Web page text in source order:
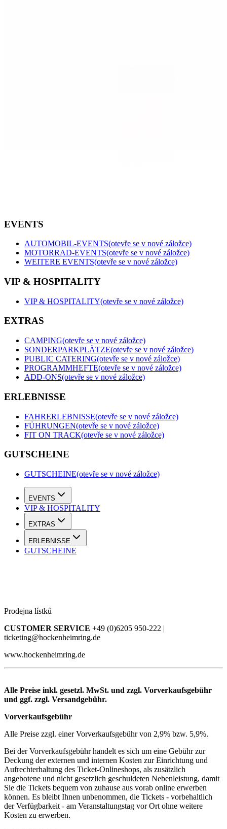
EVENTS
AUTOMOBIL-EVENTS(otevře se v nové záložce)
MOTORRAD-EVENTS(otevře se v nové záložce)
WEITERE EVENTS(otevře se v nové záložce)
VIP & HOSPITALITY
VIP & HOSPITALITY(otevře se v nové záložce)
EXTRAS
CAMPING(otevře se v nové záložce)
SONDERPARKPLÄTZE(otevře se v nové záložce)
PUBLIC CATERING(otevře se v nové záložce)
PROGRAMMHEFTE(otevře se v nové záložce)
ADD-ONS(otevře se v nové záložce)
ERLEBNISSE
FAHRERLEBNISSE(otevře se v nové záložce)
FÜHRUNGEN(otevře se v nové záložce)
FIT ON TRACK(otevře se v nové záložce)
GUTSCHEINE
GUTSCHEINE(otevře se v nové záložce)
EVENTS
VIP & HOSPITALITY
EXTRAS
ERLEBNISSE
GUTSCHEINE
Prodejna lístků
CUSTOMER SERVICE +49 (0)6205 950-222 |
ticketing@hockenheimring.de
www.hockenheimring.de
Alle Preise inkl. gesetzl. MwSt. und zzgl. Vorverkaufsgebühr
und ggf. zzgl. Versandgebühr.
Vorverkaufsgebühr
Alle Preise zzgl. einer Vorverkaufsgebühr von 2,9% bzw. 5,9%.
Bei der Vorverkaufsgebühr handelt es sich um eine Gebühr zur
Deckung der externen und internen Kosten zur Einrichtung und
Aufrechterhaltung des Ticket-Onlineshops, als zusätzlich
angebotene und nicht gesetzlich geschuldeten Nebenleistung, damit
Sie die Tickets bequem von zuhause aus vorab online erwerben
können. Es bleibt Ihnen unbenommen, die Tickets - vorbehaltlich
der Verfügbarkeit - am Veranstaltungstag vor Ort ohne weitere
Kosten zu erwerben.